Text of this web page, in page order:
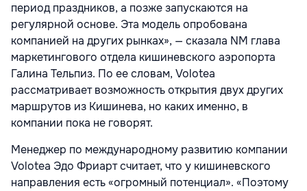
период праздников, а позже запускаются на
регулярной основе. Эта модель опробована
компанией на других рынках», — сказала NM глава
маркетингового отдела кишиневского аэропорта
Галина Тельпиз. По ее словам, Volotea
рассматривает возможность открытия двух других
маршрутов из Кишинева, но каких именно, в
компании пока не говорят.
Менеджер по международному развитию компании
Volotea Эдо Фриарт считает, что у кишиневского
направления есть «огромный потенциал». «Поэтому